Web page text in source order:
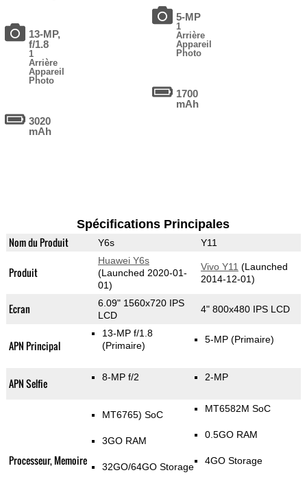
13-MP,
f/1.8
1
Arrière
Appareil
Photo
3020
mAh
5-MP
1
Arrière
Appareil
Photo
1700
mAh
Spécifications Principales
Nom du Produit Y6s Y11
Produit
Huawei Y6s
(Launched 2020-01-
01)
Vivo Y11 (Launched
2014-12-01)
Ecran
6.09" 1560x720 IPS
LCD
4" 800x480 IPS LCD
APN Principal
13-MP f/1.8
(Primaire)
5-MP (Primaire)
APN Selfie 8-MP f/2 2-MP
Processeur, Memoire
MT6765) SoC
3GO RAM
32GO/64GO Storage
MT6582М SoC
0.5GO RAM
4GO Storage